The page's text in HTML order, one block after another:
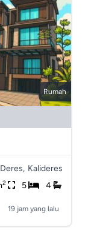
Rumah
Kalideres
2 5 4
19 jam yang lalu